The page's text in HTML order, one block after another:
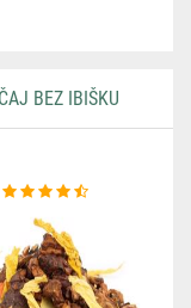
BEZ IBIŠKU